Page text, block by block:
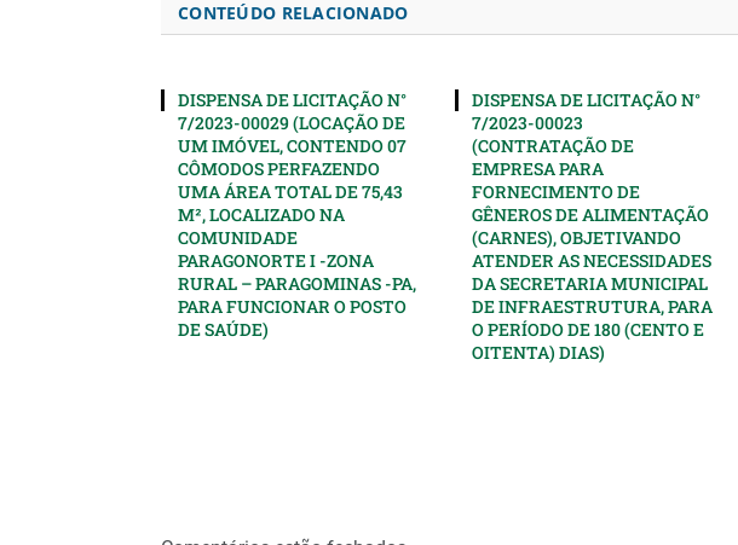
CONTEÚDO RELACIONADO
DISPENSA DE LICITAÇÃO N°
7/2023-00029 (LOCAÇÃO DE
UM IMÓVEL, CONTENDO 07
CÔMODOS PERFAZENDO
UMA ÁREA TOTAL DE 75,43
M², LOCALIZADO NA
COMUNIDADE
PARAGONORTE I -ZONA
RURAL – PARAGOMINAS -PA,
PARA FUNCIONAR O POSTO
DE SAÚDE)
DISPENSA DE LICITAÇÃO N°
7/2023-00023
(CONTRATAÇÃO DE
EMPRESA PARA
FORNECIMENTO DE
GÊNEROS DE ALIMENTAÇÃO
(CARNES), OBJETIVANDO
ATENDER AS NECESSIDADES
DA SECRETARIA MUNICIPAL
DE INFRAESTRUTURA, PARA
O PERÍODO DE 180 (CENTO E
OITENTA) DIAS)